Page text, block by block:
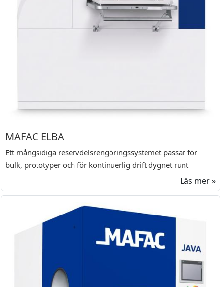
MAFAC ELBA
Ett mångsidiga reservdelsrengöringssystemet passar för
bulk, prototyper och för kontinuerlig drift dygnet runt
Läs mer »